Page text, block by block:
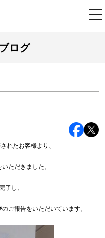
ログ
れたお客様より、
ただきました。
了し、
ご報告をいただいています。